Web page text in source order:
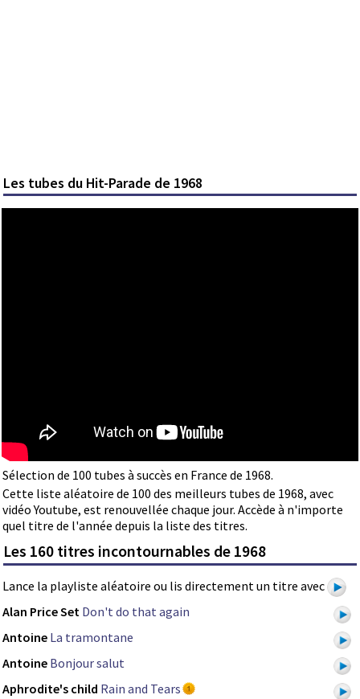
Les tubes du Hit-Parade de 1968
Sélection de 100 tubes à succès en France de 1968.
Cette liste aléatoire de 100 des meilleurs tubes de 1968, avec
vidéo Youtube, est renouvellée chaque jour. Accède à n'importe
quel titre de l'année depuis la liste des titres.
Les 160 titres incontournables de 1968
Lance la playliste aléatoire ou lis directement un titre avec
Alan Price Set Don't do that again
Antoine La tramontane
Antoine Bonjour salut
Aphrodite's child Rain and Tears